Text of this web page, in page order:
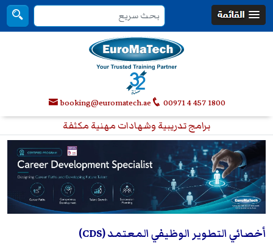
00971 4 457 1800
booking@euromatech.ae
برامج تدريبية وشهادات مهنية مكثفة
أخصائي التطوير الوظيفي المعتمد (CDS)